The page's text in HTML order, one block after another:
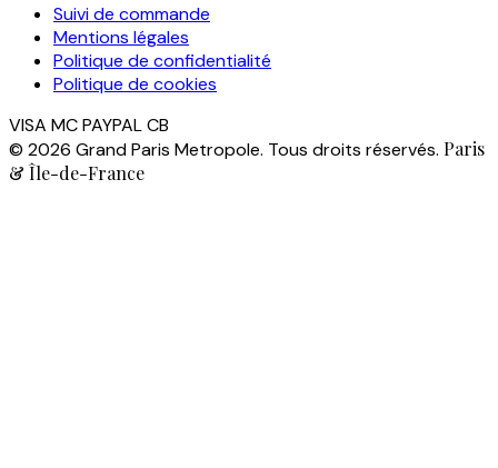
Suivi de commande
Mentions légales
Politique de confidentialité
Politique de cookies
VISA MCPAYPALCB
© 2026 Grand Paris Metropole. Tous droits réservés. Paris
& Île-de-France